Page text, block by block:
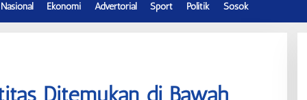
Nasional Ekonomi Advertorial Sport Politik Sosok
Ditemukan di Bawah